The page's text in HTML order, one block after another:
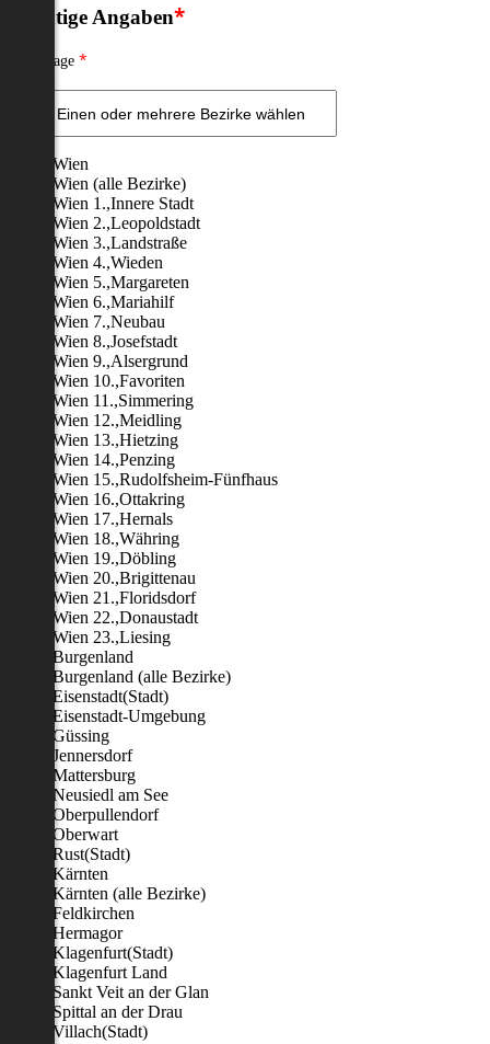
Wichtige Angaben*
Ort - Lage *
Wien
Wien (alle Bezirke)
Wien 1.,Innere Stadt
Wien 2.,Leopoldstadt
Wien 3.,Landstraße
Wien 4.,Wieden
Wien 5.,Margareten
Wien 6.,Mariahilf
Wien 7.,Neubau
Wien 8.,Josefstadt
Wien 9.,Alsergrund
Wien 10.,Favoriten
Wien 11.,Simmering
Wien 12.,Meidling
Wien 13.,Hietzing
Wien 14.,Penzing
Wien 15.,Rudolfsheim-Fünfhaus
Wien 16.,Ottakring
Wien 17.,Hernals
Wien 18.,Währing
Wien 19.,Döbling
Wien 20.,Brigittenau
Wien 21.,Floridsdorf
Wien 22.,Donaustadt
Wien 23.,Liesing
Burgenland
Burgenland (alle Bezirke)
Eisenstadt(Stadt)
Eisenstadt-Umgebung
Güssing
Jennersdorf
Mattersburg
Neusiedl am See
Oberpullendorf
Oberwart
Rust(Stadt)
Kärnten
Kärnten (alle Bezirke)
Feldkirchen
Hermagor
Klagenfurt(Stadt)
Klagenfurt Land
Sankt Veit an der Glan
Spittal an der Drau
Villach(Stadt)